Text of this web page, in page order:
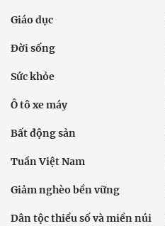
Giáo dục
Đời sống
Sức khỏe
Ô tô xe máy
Bất động sản
Tuần Việt Nam
Giảm nghèo bền vững
Dân tộc thiểu số và miền núi